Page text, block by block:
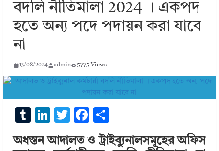
বদলি নীতিমালা 2024 । একপদ
হতে অন্য পদে পদায়ন করা যাবে
না
13/08/2024 admin 5775 Views
T
m
Li
k
T
it
F
ac
e
h
ar
অধস্তন আদালত ও ট্রাইব্যুনালসমূহের অফিস